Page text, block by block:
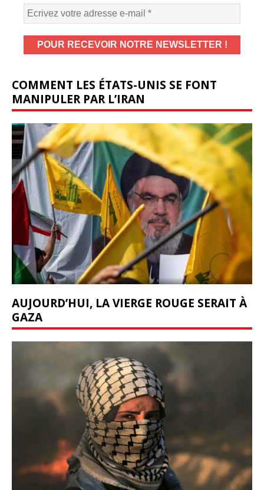
COMMENT LES ÉTATS-UNIS SE FONT
MANIPULER PAR L’IRAN
AUJOURD’HUI, LA VIERGE ROUGE SERAIT À
GAZA